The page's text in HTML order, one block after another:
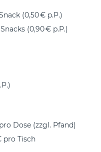
(0,50 € p.P.)
(0,90 € p.P.)
Dose (zzgl. Pfand)
pro Tisch